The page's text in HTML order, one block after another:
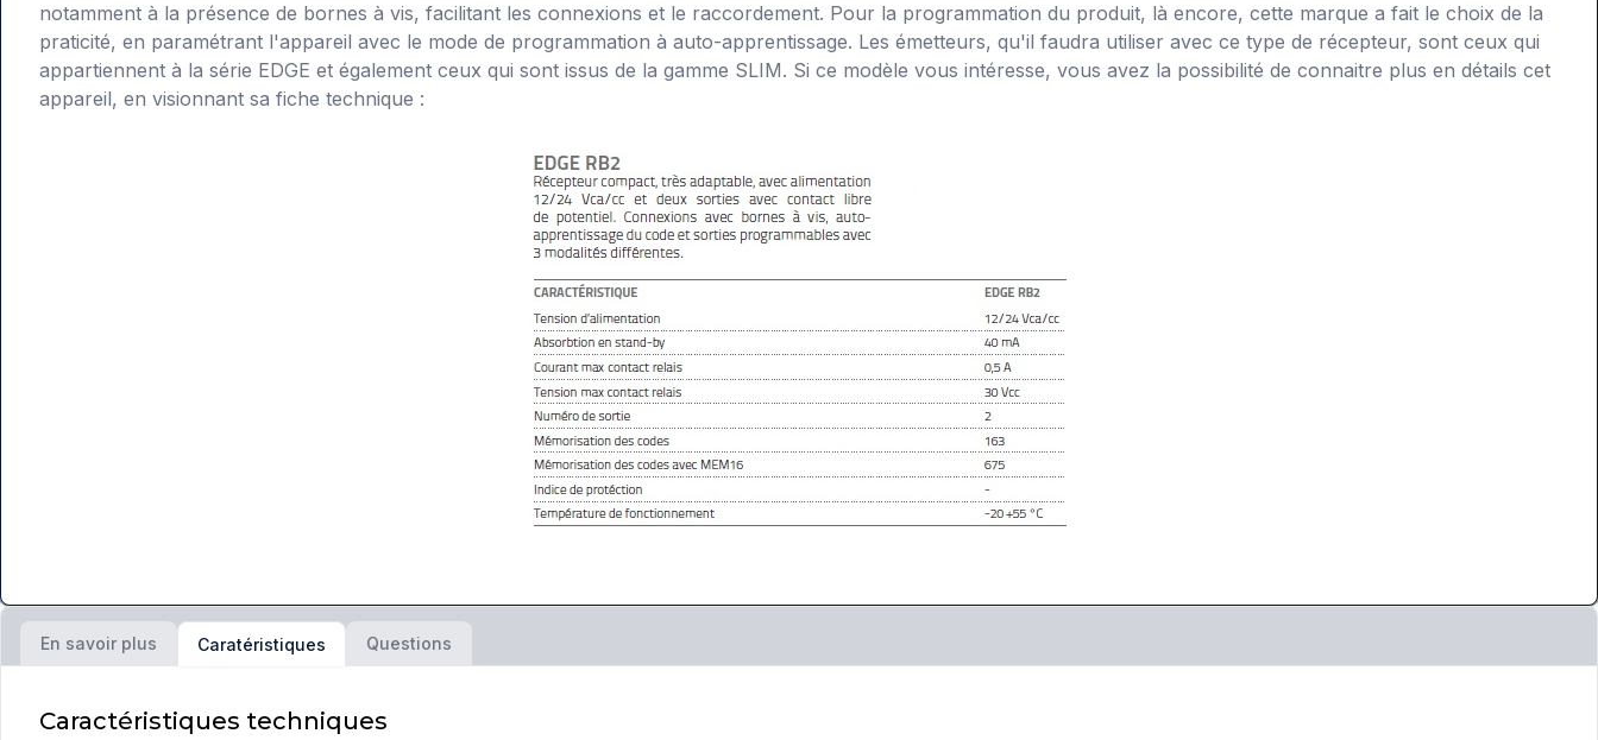
notamment à la présence de bornes à vis, facilitant les connexions et le raccordement. Pour la programmation du produit, là encore, cette marque a fait le choix de la
praticité, en paramétrant l'appareil avec le mode de programmation à auto-apprentissage. Les émetteurs, qu'il faudra utiliser avec ce type de récepteur, sont ceux qui
appartiennent à la série EDGE et également ceux qui sont issus de la gamme SLIM. Si ce modèle vous intéresse, vous avez la possibilité de connaitre plus en détails cet
appareil, en visionnant sa fiche technique :
En savoir plus Caratéristiques Questions
Caractéristiques techniques